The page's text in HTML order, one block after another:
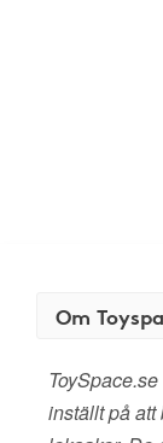
Om
inställt på att